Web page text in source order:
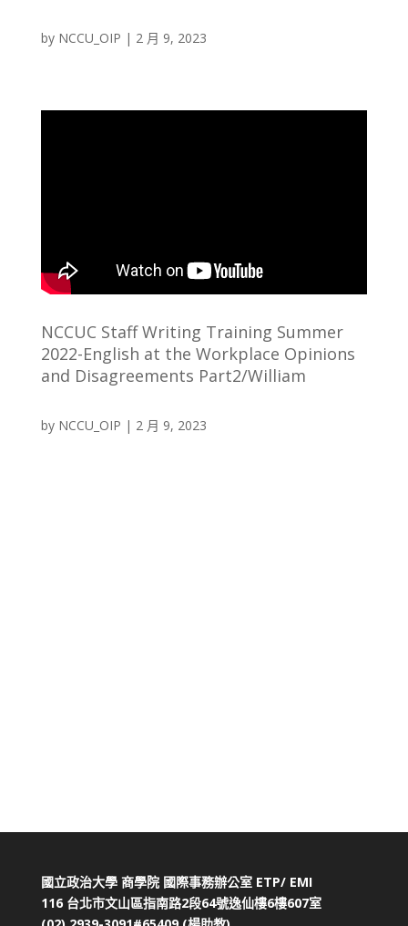
by NCCU_OIP | 2 月 9, 2023
NCCUC Staff Writing Training Summer
2022-English at the Workplace Opinions
and Disagreements Part2/William
by NCCU_OIP | 2 月 9, 2023
國立政治大學 商學院 國際事務辦公室 ETP/ EMI
116 台北市文山區指南路2段64號逸仙樓6樓607室